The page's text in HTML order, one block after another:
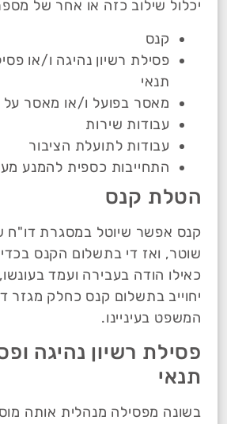
יכלול שילוב כזה או אחר של
קנס
פסילת רשיון נהיגה ו/או
תנאי
מאסר בפועל ו/או מאסר על
עבודות שירות
עבודות לתועלת הציבור
התחייבות כספית להמנע
הטלת קנס
קנס אפשר שיוטל במסגרת דו"ח
שוטר, ואז די בתשלום הקנס
כאילו הודה בעבירה ועמד
יחוייב בתשלום קנס כחלק מגזר
המשפט בעיניינו.
פסילת רשיון נהיגה
תנאי
בשונה מפסילה מנהלית אותה